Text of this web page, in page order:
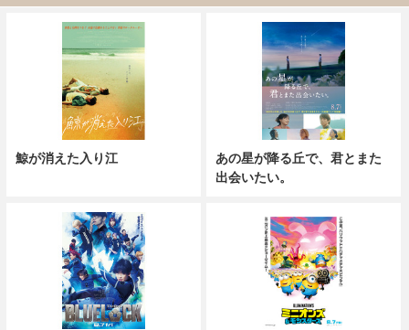
鯨が消えた入り江
あの星が降る丘で、君とまた
出会いたい。